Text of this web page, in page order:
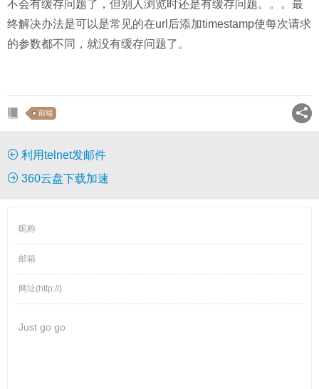
不会有缓存问题了，但别人浏览时还是有缓存问题。。。最
终解决办法是可以是常见的在url后添加timestamp使每次请求
的参数都不同，就没有缓存问题了。
前端
利用telnet发邮件
360云盘下载加速